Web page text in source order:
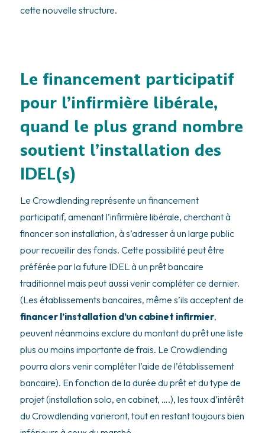
cette nouvelle structure.
Le financement participatif
pour l’infirmière libérale,
quand le plus grand nombre
soutient l’installation des
IDEL(s)
Le Crowdlending représente un financement
participatif, amenant l’infirmière libérale, cherchant à
financer son installation, à s’adresser à un large public
pour recueillir des fonds. Cette possibilité peut être
préférée par la future IDEL à un prêt bancaire
traditionnel mais peut aussi venir compléter ce dernier.
(Les établissements bancaires, même s’ils acceptent de
financer l’installation d’un cabinet infirmier,
peuvent néanmoins exclure du montant du prêt une liste
plus ou moins importante de frais. Le Crowdlending
pourra alors venir compléter l’aide de l’établissement
bancaire). En fonction de la durée du prêt et du type de
projet (installation solo, en cabinet, ….), les taux d’intérêt
du Crowdlending varieront, tout en restant toujours bien